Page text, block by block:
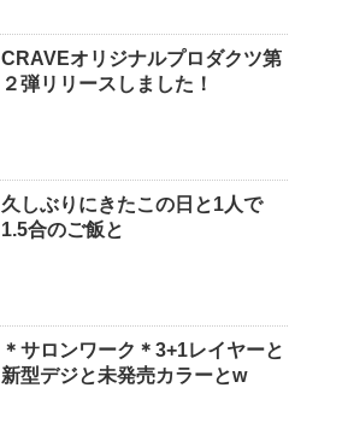
CRAVEオリジナルプロダクツ第
２弾リリースしました！
久しぶりにきたこの日と1人で
1.5合のご飯と
＊サロンワーク＊3+1レイヤーと
新型デジと未発売カラーとw